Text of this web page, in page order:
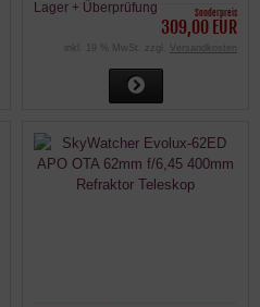
Lager + Überprüfung
Sonderpreis
309,00 EUR
inkl. 19 % MwSt. zzgl. Versandkosten